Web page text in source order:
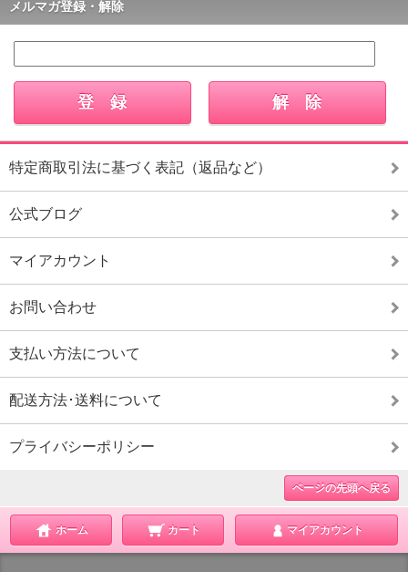
メルマガ登録・解除
特定商取引法に基づく表記（返品など）
公式ブログ
マイアカウント
お問い合わせ
支払い方法について
配送方法･送料について
プライバシーポリシー
ページの先頭へ戻る
ホーム カート マイアカウント